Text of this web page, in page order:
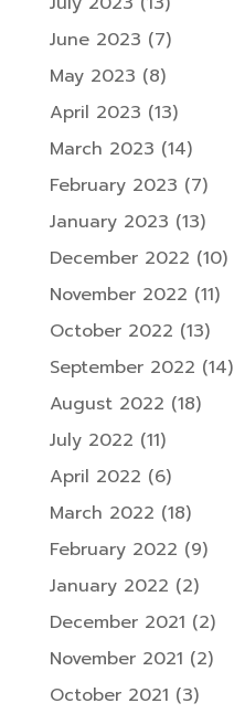
June 2023 (7)
May 2023 (8)
April 2023 (13)
March 2023 (14)
February 2023 (7)
January 2023 (13)
December 2022 (10)
November 2022 (11)
October 2022 (13)
September 2022 (14)
August 2022 (18)
July 2022 (11)
April 2022 (6)
March 2022 (18)
February 2022 (9)
January 2022 (2)
December 2021 (2)
November 2021 (2)
October 2021 (3)